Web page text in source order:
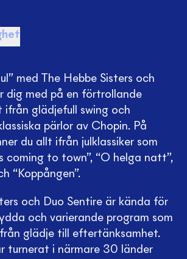
med The Hebbe Sisters och
dig med på en förtrollande
ifrån glädjefull swing och
pärlor av Chopin. På
du allt ifrån julklassiker som
coming to town”, “O helga natt”,
“Koppången”.
och Duo Sentire är kända för
och varierande program som
glädje till eftertänksamhet.
turnerat i närmare 30 länder